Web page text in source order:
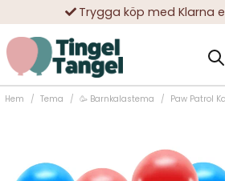
Trygga köp med Klarna
10 000-tals nöjda
Hem Tema 🥳 Barnkalastema Paw Patrol